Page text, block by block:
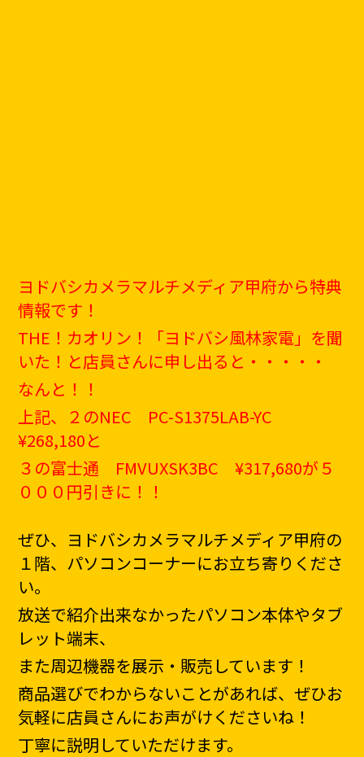
ヨドバシカメラマルチメディア甲府から特典
情報です！
THE！カオリン！「ヨドバシ風林家電」を聞
いた！と店員さんに申し出ると・・・・・
なんと！！
上記、２のNEC PC-S1375LAB-YC
¥268,180と
３の富士通 FMVUXSK3BC ¥317,680が５
０００円引きに！！
ぜひ、ヨドバシカメラマルチメディア甲府の
１階、パソコンコーナーにお立ち寄りくださ
い。
放送で紹介出来なかったパソコン本体やタブ
レット端末、
また周辺機器を展示・販売しています！
商品選びでわからないことがあれば、ぜひお
気軽に店員さんにお声がけくださいね！
丁寧に説明していただけます。